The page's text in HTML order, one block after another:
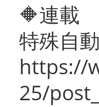
🔶連載
特殊自
https://
25/